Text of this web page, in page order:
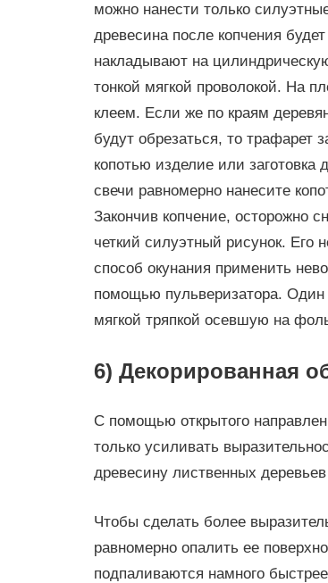
можно нанести только
древесина после копчения
накладывают на
тонкой мягкой проволокой. На
клеем. Если же по краям
будут обрезаться, то трафарет
копотью изделие или
свечи равномерно нанесите
Закончив копчение, осторожно
четкий силуэтный рисунок. Его
способ окунания применить
помощью пульверизатора. Один
мягкой тряпкой осевшую на
6) Декорированная
С помощью открытого
только усиливать
древесину лиственных
Чтобы сделать более
равномерно опалить ее
подпаливаются намного